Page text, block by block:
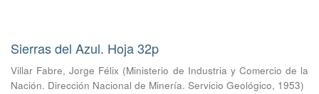
Sierras del Azul. Hoja 32p
Villar Fabre, Jorge Félix (Ministerio de Industria y Comercio de la
Nación. Dirección Nacional de Minería. Servicio Geológico, 1953)